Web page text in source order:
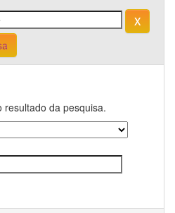
resultado da pesquisa.